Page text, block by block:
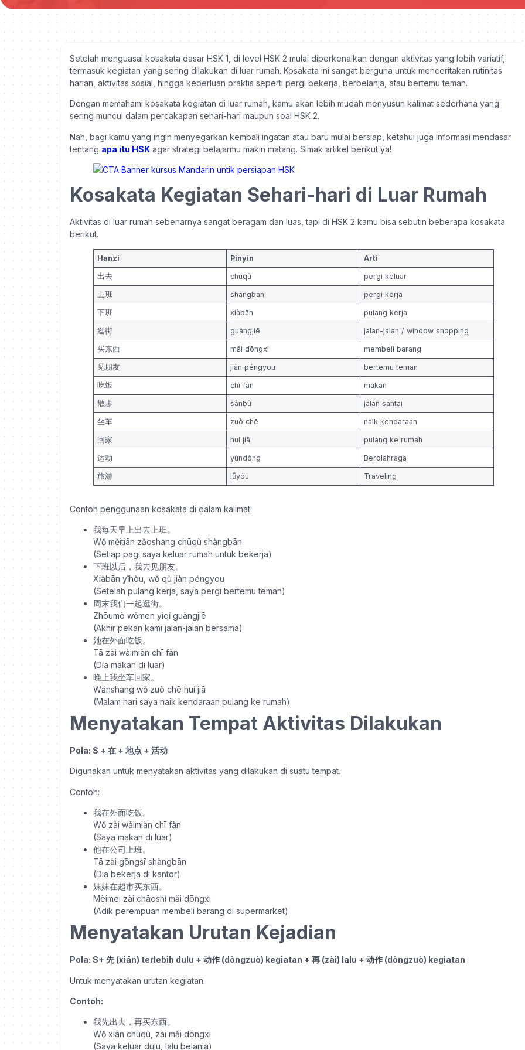
Setelah menguasai kosakata dasar HSK 1, di level HSK 2 mulai diperkenalkan dengan aktivitas yang lebih variatif,
termasuk kegiatan yang sering dilakukan di luar rumah. Kosakata ini sangat berguna untuk menceritakan rutinitas
harian, aktivitas sosial, hingga keperluan praktis seperti pergi bekerja, berbelanja, atau bertemu teman.
Dengan memahami kosakata kegiatan di luar rumah, kamu akan lebih mudah menyusun kalimat sederhana yang
sering muncul dalam percakapan sehari-hari maupun soal HSK 2.
Nah, bagi kamu yang ingin menyegarkan kembali ingatan atau baru mulai bersiap, ketahui juga informasi mendasar
tentang apa itu HSK agar strategi belajarmu makin matang. Simak artikel berikut ya!
Kosakata Kegiatan Sehari-hari di Luar Rumah
Aktivitas di luar rumah sebenarnya sangat beragam dan luas, tapi di HSK 2 kamu bisa sebutin beberapa kosakata
berikut.
Hanzi Pinyin Arti
出去 chūqù pergi keluar
上班 shàngbān pergi kerja
下班 xiàbān pulang kerja
逛街 guàngjiē jalan-jalan / window shopping
买东西 mǎi dōngxi membeli barang
见朋友 jiàn péngyou bertemu teman
吃饭 chī fàn makan
散步 sànbù jalan santai
坐车 zuò chē naik kendaraan
回家 huí jiā pulang ke rumah
运动 yùndòng Berolahraga
旅游 lǚyóu Traveling
Contoh penggunaan kosakata di dalam kalimat:
我每天早上出去上班。
Wǒ měitiān zǎoshang chūqù shàngbān
(Setiap pagi saya keluar rumah untuk bekerja)
下班以后，我去见朋友。
Xiàbān yǐhòu, wǒ qù jiàn péngyou
(Setelah pulang kerja, saya pergi bertemu teman)
周末我们一起逛街。
Zhōumò wǒmen yìqǐ guàngjiē
(Akhir pekan kami jalan-jalan bersama)
她在外面吃饭。
Tā zài wàimiàn chī fàn
(Dia makan di luar)
晚上我坐车回家。
Wǎnshang wǒ zuò chē huí jiā
(Malam hari saya naik kendaraan pulang ke rumah)
Menyatakan Tempat Aktivitas Dilakukan
Pola: S + 在 + 地点 + 活动
Digunakan untuk menyatakan aktivitas yang dilakukan di suatu tempat.
Contoh:
我在外面吃饭。
Wǒ zài wàimiàn chī fàn
(Saya makan di luar)
他在公司上班。
Tā zài gōngsī shàngbān
(Dia bekerja di kantor)
妹妹在超市买东西。
Mèimei zài chāoshì mǎi dōngxi
(Adik perempuan membeli barang di supermarket)
Menyatakan Urutan Kejadian
Pola: S+ 先 (xiān) terlebih dulu + 动作 (dòngzuò) kegiatan + 再 (zài) lalu + 动作 (dòngzuò) kegiatan
Untuk menyatakan urutan kegiatan.
Contoh:
我先出去，再买东西。
Wǒ xiān chūqù, zài mǎi dōngxi
(Saya keluar dulu, lalu belanja)